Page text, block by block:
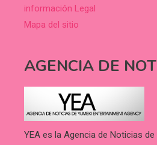
información Legal
Mapa del sitio
AGENCIA DE
YEA es la Agencia de Noticias de